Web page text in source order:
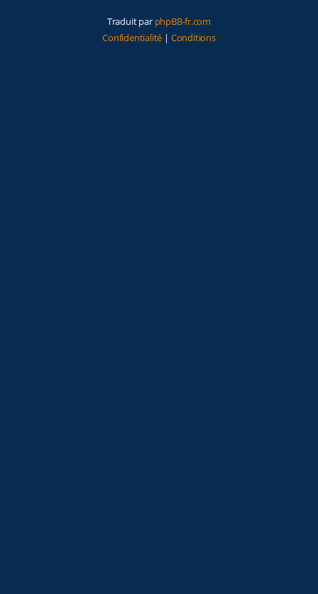
Traduit par phpBB-fr.com
Confidentialité | Conditions